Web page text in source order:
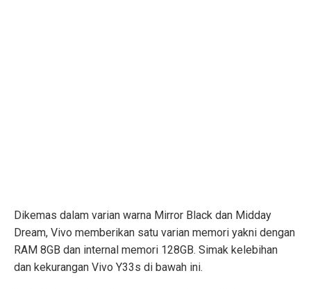
Dikemas dalam varian warna Mirror Black dan Midday
Dream, Vivo memberikan satu varian memori yakni dengan
RAM 8GB dan internal memori 128GB. Simak kelebihan
dan kekurangan Vivo Y33s di bawah ini.